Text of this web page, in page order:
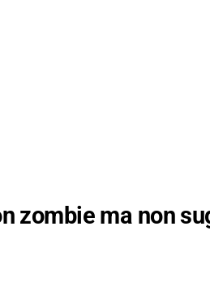
zombie ma non